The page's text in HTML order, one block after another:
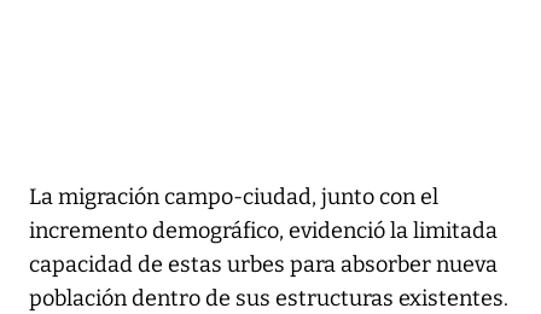
La migración campo-ciudad, junto con el
incremento demográfico, evidenció la limitada
capacidad de estas urbes para absorber nueva
población dentro de sus estructuras existentes.